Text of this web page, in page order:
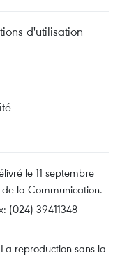
d'utilisation
le 11 septembre
la Communication.
(024) 39411348
reproduction sans la